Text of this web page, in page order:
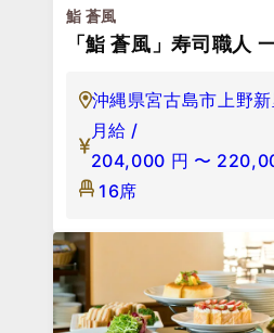
鮨 蒼風
「鮨 蒼風」寿司職人
沖縄県宮古島市上野
月給 /
204,000 円 〜
16席